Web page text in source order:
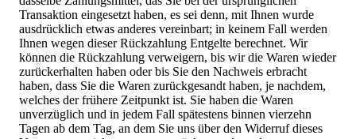
Transaktion eingesetzt haben, es sei denn, mit Ihnen wurde
ausdrücklich etwas anderes vereinbart; in keinem Fall werden
Ihnen wegen dieser Rückzahlung Entgelte berechnet. Wir
können die Rückzahlung verweigern, bis wir die Waren wieder
zurückerhalten haben oder bis Sie den Nachweis erbracht
haben, dass Sie die Waren zurückgesandt haben, je nachdem,
welches der frühere Zeitpunkt ist. Sie haben die Waren
unverzüglich und in jedem Fall spätestens binnen vierzehn
Tagen ab dem Tag, an dem Sie uns über den Widerruf dieses